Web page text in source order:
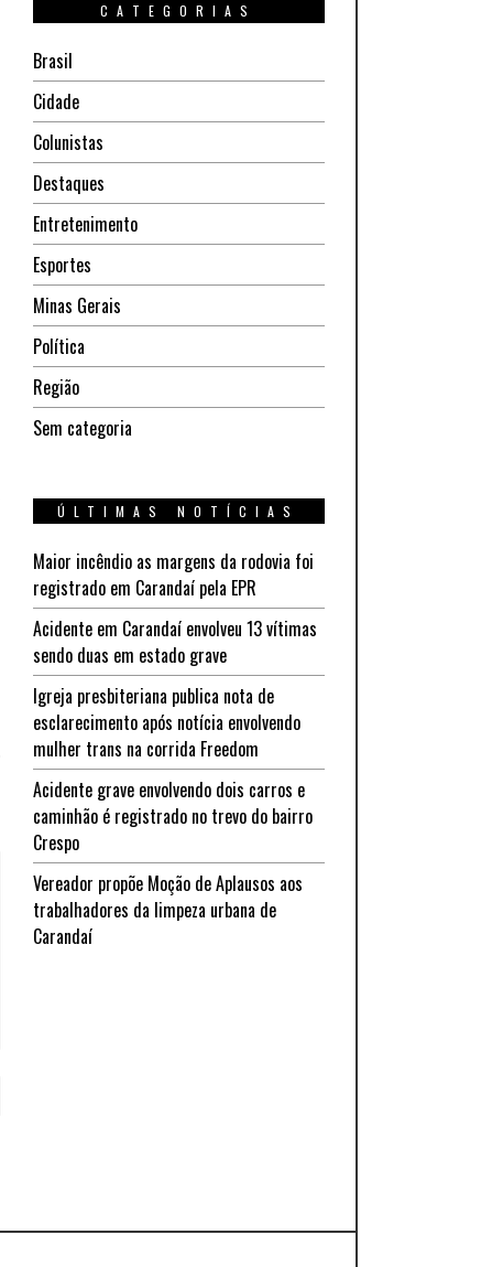
CATEGORIAS
Brasil
Cidade
Colunistas
Destaques
Entretenimento
Esportes
Minas Gerais
Política
Região
Sem categoria
ÚLTIMAS NOTÍCIAS
Maior incêndio as margens da rodovia foi
registrado em Carandaí pela EPR
Acidente em Carandaí envolveu 13 vítimas
sendo duas em estado grave
Igreja presbiteriana publica nota de
esclarecimento após notícia envolvendo
mulher trans na corrida Freedom
Acidente grave envolvendo dois carros e
caminhão é registrado no trevo do bairro
Crespo
Vereador propõe Moção de Aplausos aos
trabalhadores da limpeza urbana de
Carandaí